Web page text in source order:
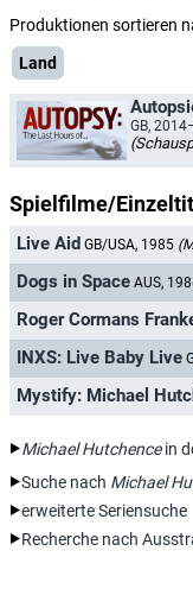
Produktionen sortieren
Land
GB,
Spielfilme/
Live Aid GB/USA, 1985
Dogs in Space AUS,
Roger Cormans
INXS: Live Baby Live
Mystify: Michael
Michael Hutchencein
Suche nach Michael
erweiterte Seriensuche
Recherche nach